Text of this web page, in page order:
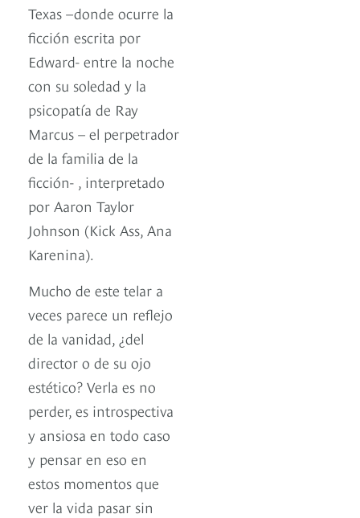
Texas –donde ocurre la
ficción escrita por
Edward- entre la noche
con su soledad y la
psicopatía de Ray
Marcus – el perpetrador
de la familia de la
ficción- , interpretado
por Aaron Taylor
Johnson (Kick Ass, Ana
Karenina).
Mucho de este telar a
veces parece un reflejo
de la vanidad, ¿del
director o de su ojo
estético? Verla es no
perder, es introspectiva
y ansiosa en todo caso
y pensar en eso en
estos momentos que
ver la vida pasar sin